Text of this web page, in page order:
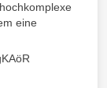
eine